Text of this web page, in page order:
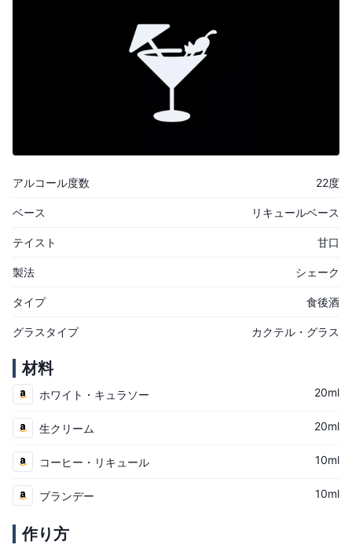
アルコール度数 22度
ベース リキュールベース
テイスト 甘口
製法 シェーク
タイプ 食後酒
グラスタイプ カクテル・グラス
材料
ホワイト・キュラソー 20ml
生クリーム 20ml
コーヒー・リキュール 10ml
ブランデー 10ml
作り方